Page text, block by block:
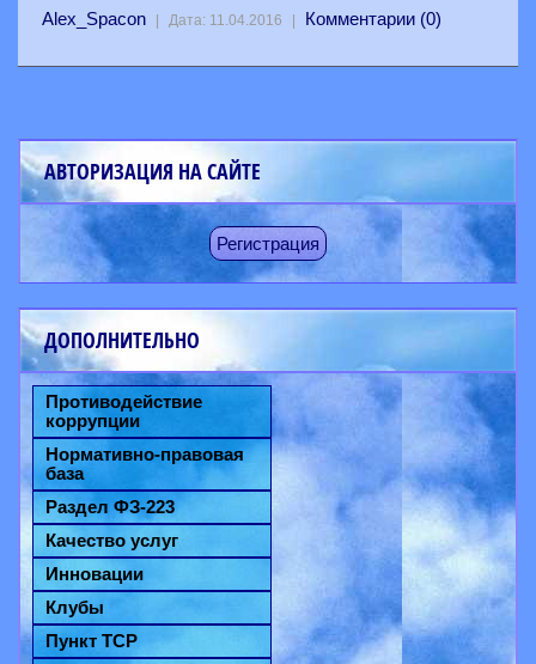
Alex_Spacon Дата: 11.04.2016 Комментарии (0)
АВТОРИЗАЦИЯ НА САЙТЕ
Регистрация
ДОПОЛНИТЕЛЬНО
Противодействие
коррупции
Нормативно-правовая
база
Раздел ФЗ-223
Качество услуг
Инновации
Клубы
Пункт ТСР